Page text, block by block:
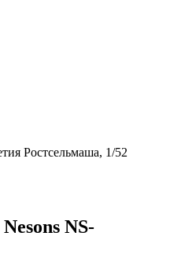
Ростсельмаша, 1/52
NS-